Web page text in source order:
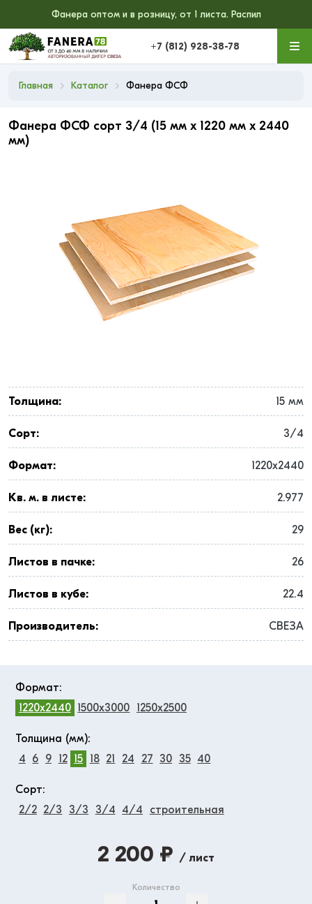
Фанера оптом и в розницу, от 1 листа. Распил
+7 (812) 928-38-78
Главная Каталог Фанера ФСФ
Фанера ФСФ сорт 3/4 (15 мм x 1220 мм x 2440
мм)
Толщина: 15 мм
Сорт: 3/4
Формат: 1220x2440
Кв. м. в листе: 2.977
Вес (кг): 29
Листов в пачке: 26
Листов в кубе: 22.4
Производитель: СВЕЗА
Формат:
1220x2440 1500x3000 1250x2500
Толщина (мм):
4
6 9 12 15 18 21 24 27 30 35 40
Сорт:
2/2 2/3 3/3 3/4 4/4 строительная
2 200 ₽ / лист
Количество